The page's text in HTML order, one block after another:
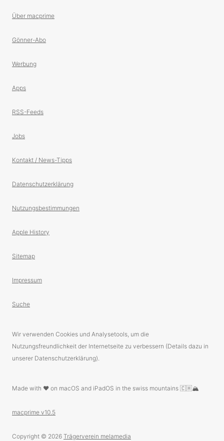
Über macprime
Gönner-Abo
Werbung
Apps
RSS-Feeds
Jobs
Kontakt / News-Tipps
Datenschutzerklärung
Nutzungsbestimmungen
Apple History
Sitemap
Impressum
Suche
Wir verwenden Cookies und Analysetools, um die
Nutzungsfreundlichkeit der Internetseite zu verbessern (Details dazu in
unserer Datenschutzerklärung).
Made with ❤️ on macOS and iPadOS in the swiss mountains 🇨🇭🏔
macprime v10.5
Copyright © 2026 Trägerverein melamedia